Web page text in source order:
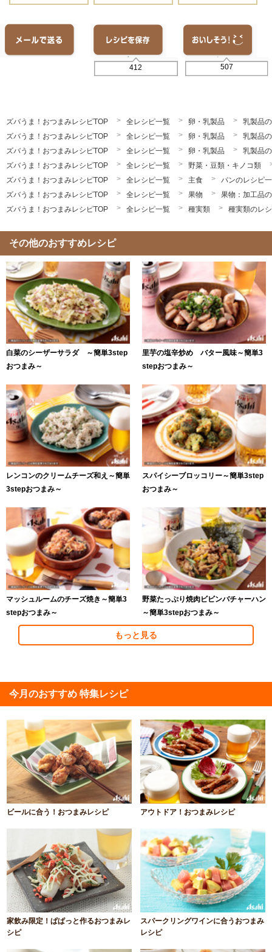
412 507
ズバうま！おつまみレシピTOP 全レシピ一覧 卵・乳製品
乳製品
ズバうま！おつまみレシピTOP
全レシピ一覧 卵・乳製品
乳製品
ズバうま！おつまみレシピTOP
全レシピ一覧 卵・乳製品
乳製品
ズバうま！おつまみレシピTOP
全レシピ一覧
野菜・豆類・キノコ類
ズバうま！おつまみレシピTOP
全レシピ一覧 主食
パンのレシピ
ズバうま！おつまみレシピTOP
全レシピ一覧 果物
果物：加工品
ズバうま！おつまみレシピTOP
全レシピ一覧 種実類 種実類のレ
その他のおすすめレシピ
白菜のシーザーサラダ ～簡単3step
おつまみ～
里芋の塩辛炒め バター風味～簡単3
stepおつまみ～
レンコンのクリームチーズ和え～簡単
3stepおつまみ～
スパイシーブロッコリー～簡単3step
おつまみ～
マッシュルームのチーズ焼き～簡単3
stepおつまみ～
野菜たっぷり焼肉ビビンバチャーハン
～簡単3stepおつまみ～
もっと見る
今月のおすすめ 特集レシピ
ビールに合う！おつまみレシピ アウトドア！おつまみレシピ
家飲み限定！ぱぱっと作るおつまみレ
シピ
スパークリングワインに合うおつまみ
レシピ